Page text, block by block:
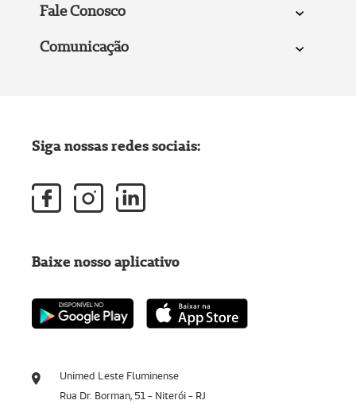
Fale Conosco
Comunicação
Unimed Leste Fluminense
Rua Dr. Borman, 51 - Niterói - RJ
Siga nossas redes sociais:
Baixe nosso aplicativo